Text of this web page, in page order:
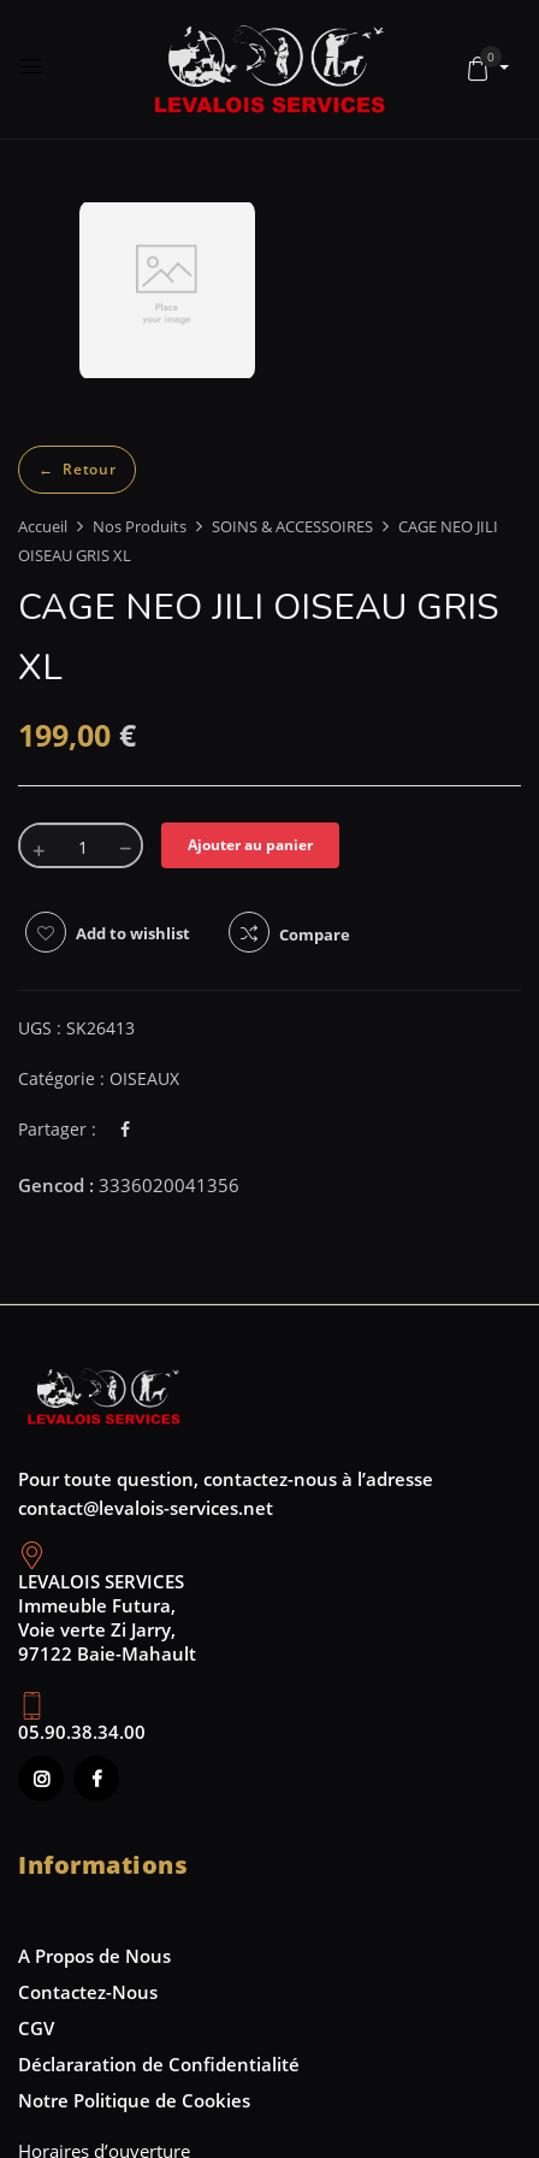
0
Accueil Nos Produits SOINS & ACCESSOIRES
CAGE NEO JILI
OISEAU GRIS XL
CAGE NEO JILI OISEAU GRIS
XL
199,00 €
Ajouter au panier
Add to wishlist Compare
UGS : SK26413
Catégorie : OISEAUX
Partager :
Pour toute question, contactez-nous à l’adresse
contact@levalois-services.net
LEVALOIS SERVICES
Immeuble Futura,
Voie verte Zi Jarry,
97122 Baie-Mahault
05.90.38.34.00
Informations
A Propos de Nous
Contactez-Nous
CGV
Déclararation de Confidentialité
Notre Politique de Cookies
Horaires d’ouverture